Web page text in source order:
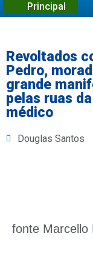
Principal
Revoltados
Pedro,
grande
pelas ruas
médico
Douglas Santos
fonte Marcello